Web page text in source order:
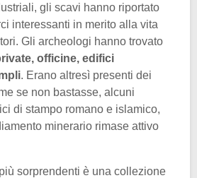
gli scavi hanno riportato
interessanti in merito alla vita
Gli archeologi hanno trovato
officine, edifici
. Erano altresì presenti dei
se non bastasse, alcuni
di stampo romano e islamico,
minerario rimase attivo
sorprendenti è una collezione